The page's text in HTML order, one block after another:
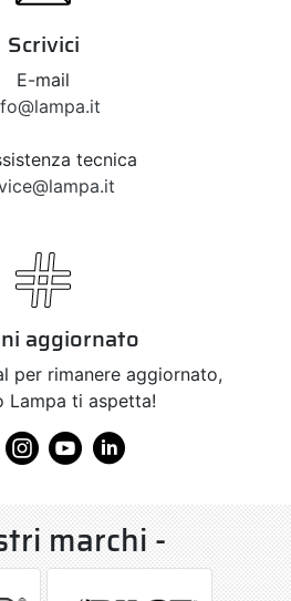
Scrivici
E-mail
tecnica
aggiornato
per rimanere aggiornato,
Lampa ti aspetta!
marchi -